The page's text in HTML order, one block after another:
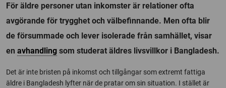
För äldre personer utan inkomster är relationer ofta
avgörande för trygghet och välbefinnande. Men ofta blir
de försummade och lever isolerade från samhället, visar
en avhandling som studerat äldres livsvillkor i Bangladesh.
Det är inte bristen på inkomst och tillgångar som extremt fattiga
äldre i Bangladesh lyfter när de pratar om sin situation. I stället är